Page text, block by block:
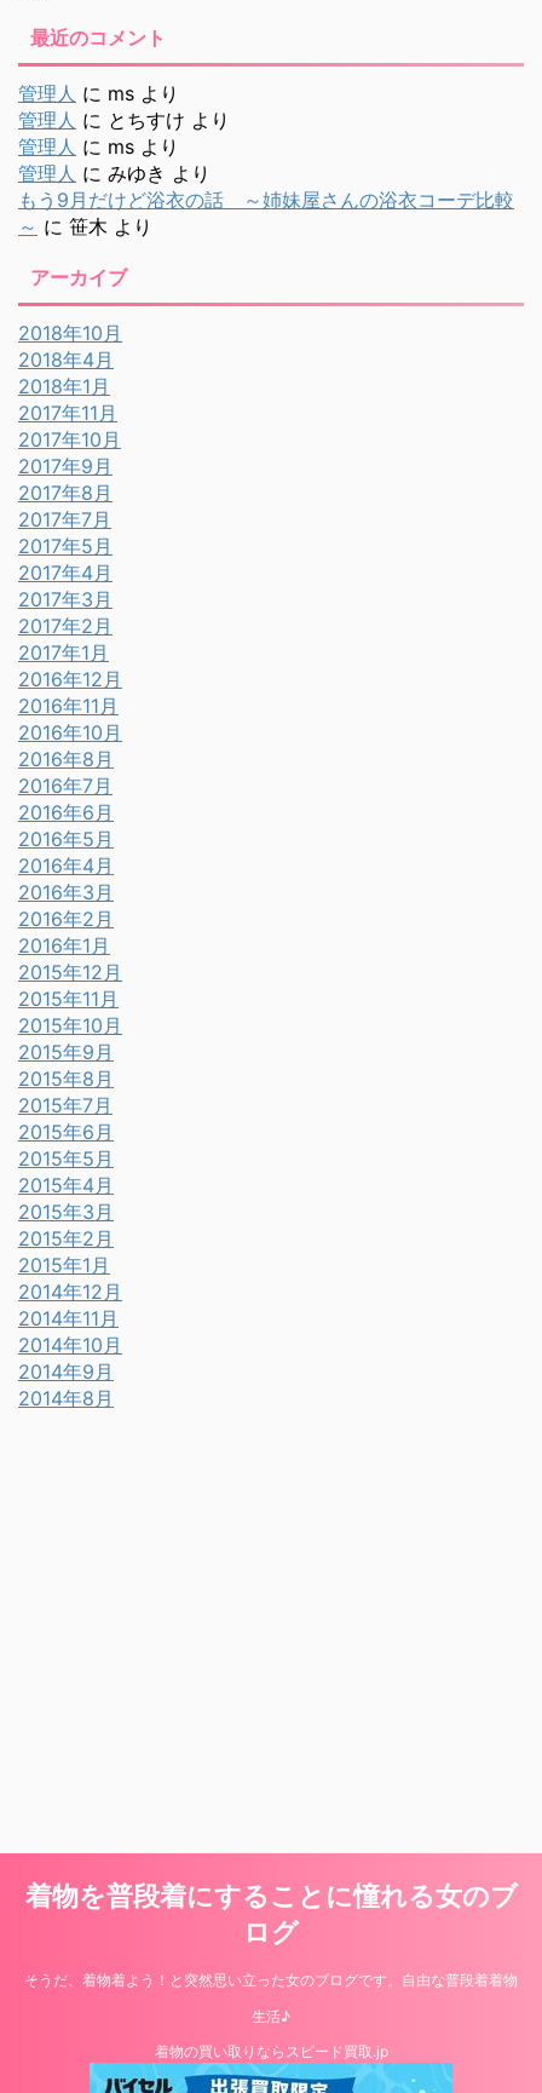
最近のコメント
管理人 に ms より
管理人 に とちすけ より
管理人 に ms より
管理人 に みゆき より
もう9月だけど浴衣の話 ～姉妹屋さんの浴衣コーデ比較
～ に 笹木 より
アーカイブ
2018年10月
2018年4月
2018年1月
2017年11月
2017年10月
2017年9月
2017年8月
2017年7月
2017年5月
2017年4月
2017年3月
2017年2月
2017年1月
2016年12月
2016年11月
2016年10月
2016年8月
2016年7月
2016年6月
2016年5月
2016年4月
2016年3月
2016年2月
2016年1月
2015年12月
2015年11月
2015年10月
2015年9月
2015年8月
2015年7月
2015年6月
2015年5月
2015年4月
2015年3月
2015年2月
2015年1月
2014年12月
2014年11月
2014年10月
2014年9月
2014年8月
着物を普段着にすることに憧れる女のブ
ログ
そうだ、着物着よう！と突然思い立った女のブログです。自由な普段着着物
生活♪
着物の買い取りならスピード買取.jp